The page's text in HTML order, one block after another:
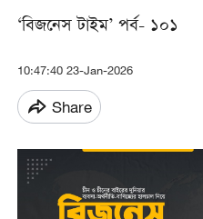
‘বিজনেস টাইম’ পর্ব- ১০১
10:47:40 23-Jan-2026
Share